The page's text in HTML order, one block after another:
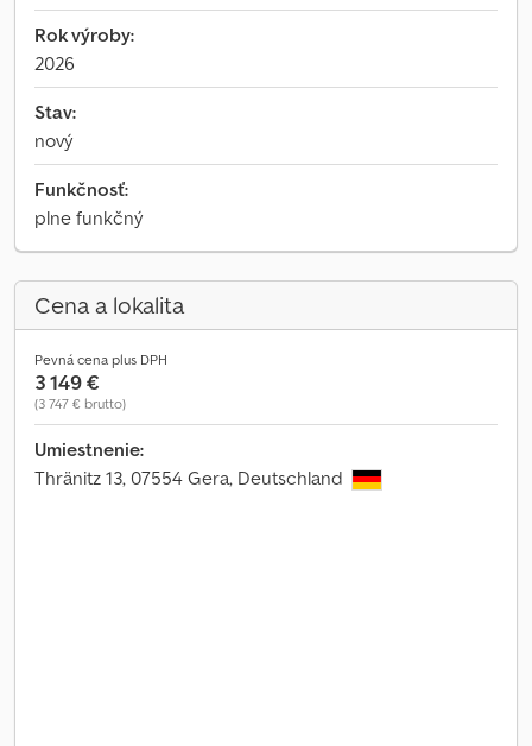
Rok výroby:
2026
Stav:
nový
Funkčnosť:
plne funkčný
Cena a lokalita
Pevná cena plus DPH
3 149 €
(3 747 € brutto)
Umiestnenie:
Thränitz 13, 07554 Gera, Deutschland